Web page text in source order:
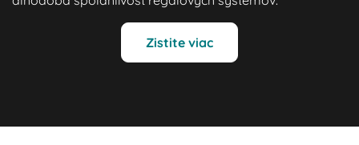
Zistite viac